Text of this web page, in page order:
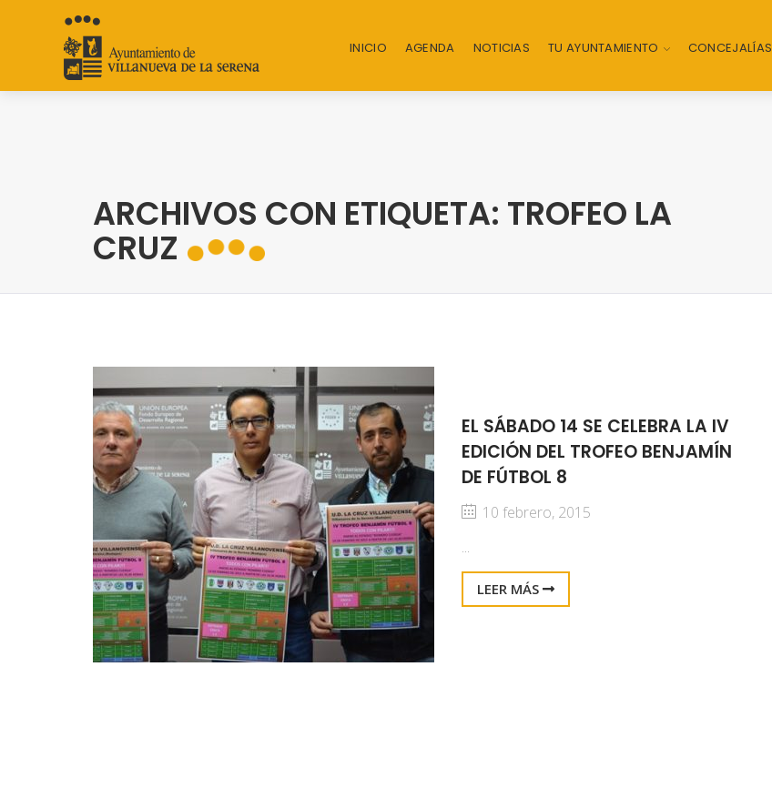
INICIO AGENDA NOTICIAS TU AYUNTAMIENTO CONCEJALÍAS
ARCHIVOS CON ETIQUETA: TROFEO LA
CRUZ
EL SÁBADO 14 SE CELEBRA LA IV
EDICIÓN DEL TROFEO BENJAMÍN
DE FÚTBOL 8
10 febrero, 2015
...
LEER MÁS